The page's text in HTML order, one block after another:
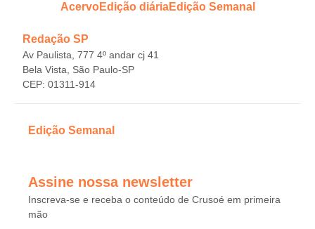
AcervoEdição diáriaEdição Semanal
Redação SP
Av Paulista, 777 4º andar cj 41
Bela Vista, São Paulo-SP
CEP: 01311-914
Edição Semanal
Assine nossa newsletter
Inscreva-se e receba o conteúdo de Crusoé em primeira
mão